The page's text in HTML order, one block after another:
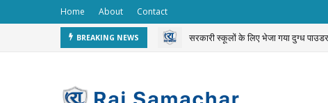
Home About Contact
BREAKING NEWS
सरकारी स्कूलों के लिए भेजा गया दुग्ध
चलती ट्रेन से 3 करोड़ का गोल्ड चोरी